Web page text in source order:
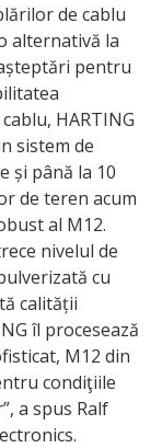
de cablu
alternativă la
pentru
HARTING
sistem de
și până la 10
de teren acum
al M12.
nivelul de
cu
calității
îl procesează
M12 din
condiţiile
a spus Ralf